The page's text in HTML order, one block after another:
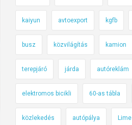
kaiyun avtoexport kgfb
busz közvilágítás kamion
terepjáró járda autóreklám
elektromos bicikli 60-as tábla
közlekedés autópálya Lime